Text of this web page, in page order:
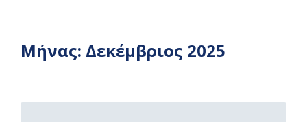
Μήνας: Δεκέμβριος 2025
Read